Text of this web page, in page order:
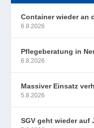
Container wieder an
6.8.2026
Pflegeberatung in
6.8.2026
Massiver Einsatz
5.8.2026
SGV geht wieder auf